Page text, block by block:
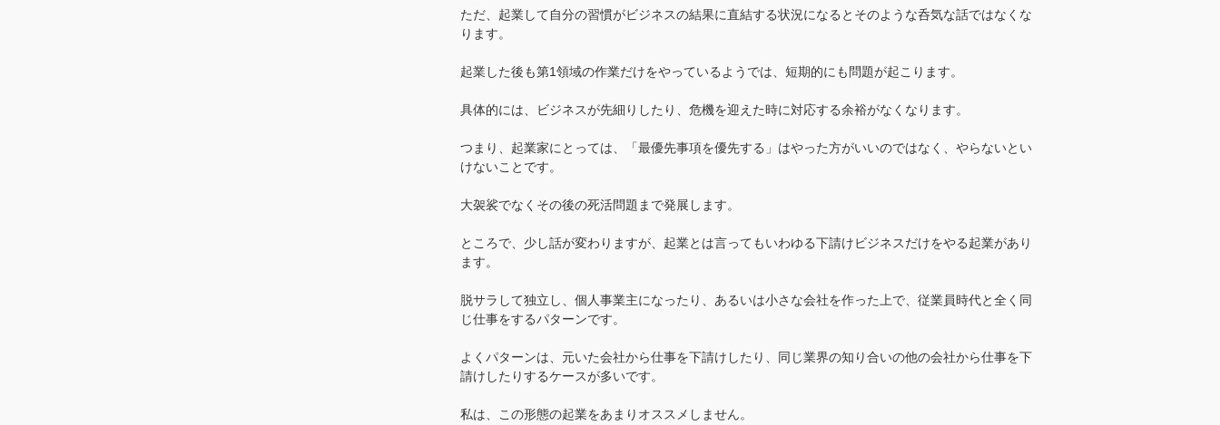
ただ、起業して自分の習慣がビジネスの結果に直結する状況になるとそのような呑気な話ではなくな
ります。
起業した後も第1領域の作業だけをやっているようでは、短期的にも問題が起こります。
具体的には、ビジネスが先細りしたり、危機を迎えた時に対応する余裕がなくなります。
つまり、起業家にとっては、「最優先事項を優先する」はやった方がいいのではなく、やらないとい
けないことです。
大袈裟でなくその後の死活問題まで発展します。
ところで、少し話が変わりますが、起業とは言ってもいわゆる下請けビジネスだけをやる起業があり
ます。
脱サラして独立し、個人事業主になったり、あるいは小さな会社を作った上で、従業員時代と全く同
じ仕事をするパターンです。
よくパターンは、元いた会社から仕事を下請けしたり、同じ業界の知り合いの他の会社から仕事を下
請けしたりするケースが多いです。
私は、この形態の起業をあまりオススメしません。